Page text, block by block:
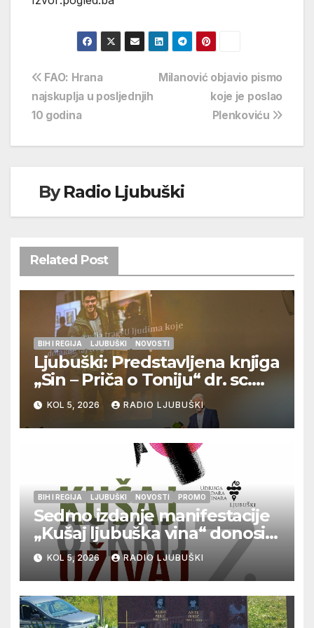
Navigacija
objava
Milanović objavio pismo
koje je poslao
Plenkoviću
FAO: Hrana
najskuplja u posljednjih
10 godina
ByRadio Ljubuški
Related Post
BIH I REGIJA LJUBUŠKI NOVOSTI
Ljubuški: Predstavljena knjiga
„Sin – Priča o Toniju“ dr. sc.
Zdenka Hercega
KOL 5, 2026 RADIO LJUBUŠKI
BIH I REGIJA LJUBUŠKI NOVOSTI PROMO
Sedmo izdanje manifestacije
„Kušaj ljubuška vina“ donosi
vrhunska vina, gastronomiju i
glazbu
KOL 5, 2026 RADIO LJUBUŠKI